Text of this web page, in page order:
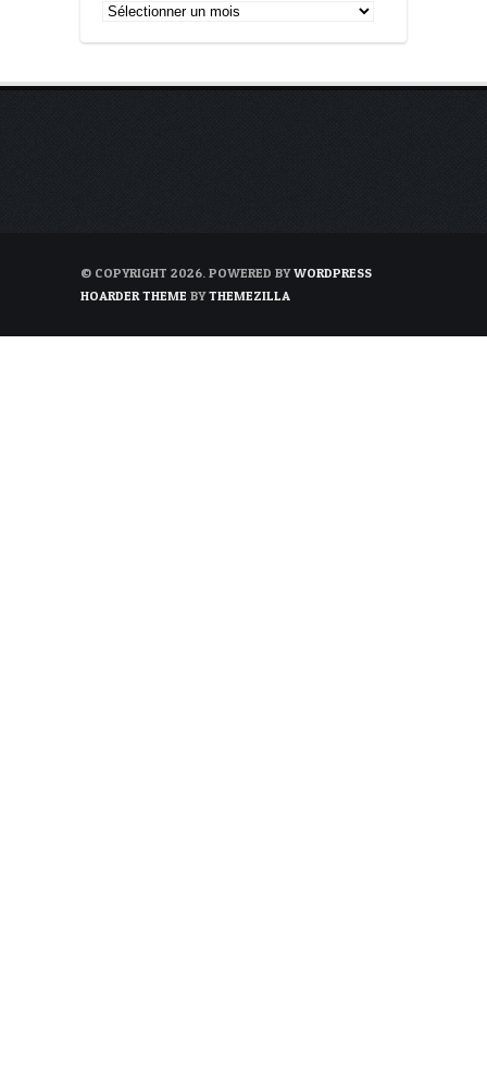
À
du
© COPYRIGHT 2026. POWERED BYWORDPRESS
HOARDER THEME BYTHEMEZILLA